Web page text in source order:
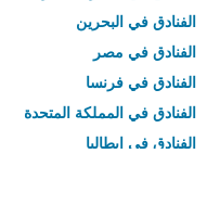
الفنادق في البحرين
الفنادق في مصر
الفنادق في فرنسا
الفنادق في المملكة المتحدة
الفنادق في إيطاليا